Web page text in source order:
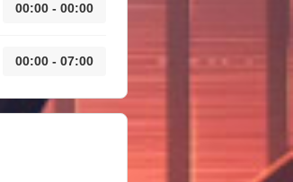
00:00 - 00:00
00:00 - 07:00